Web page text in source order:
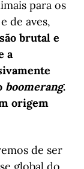
para os
de aves,
brutal e
a
boomerang.
origem
de ser